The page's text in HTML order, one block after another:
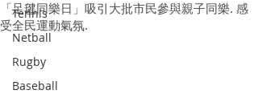
Tennis
Netball
Rugby
Baseball
「足毽同樂日」吸引大批市民參與親子同樂. 感
受全民運動氣氛.